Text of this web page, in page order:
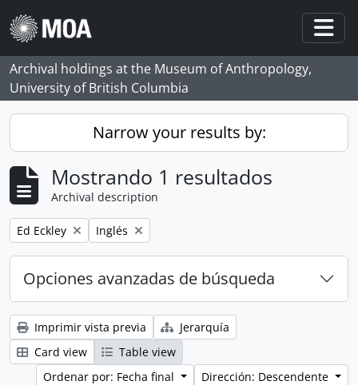
Skip to main content
Archival holdings at the Museum of Anthropology,
University of British Columbia
Narrow your results by:
Mostrando 1 resultados
Archival description
Remove filter:
Ed Eckley Remove filter:
Inglés
Opciones avanzadas de búsqueda
Imprimir vista previa
Jerarquía
Card view
Table view
Ordenar por: Fecha final
Dirección: Descendente